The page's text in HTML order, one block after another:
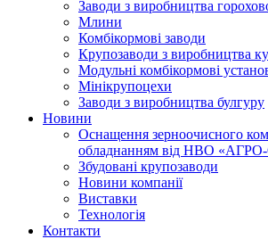
Заводи з виробництва
Млини
Комбікормові заводи
Крупозаводи з виробництва
Модульні комбікормові
Мінікрупоцехи
Заводи з виробництва булгуру
Новини
Оснащення зерноочисного
обладнанням від НВО
Збудовані крупозаводи
Новини компанії
Виставки
Технологія
Контакти